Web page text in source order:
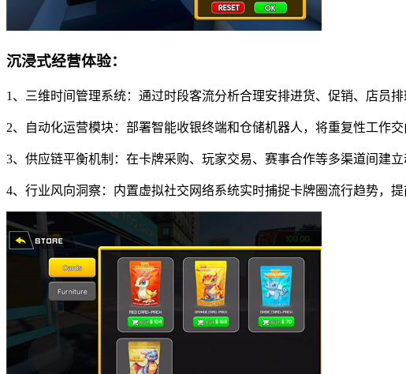
沉浸式经营体验：
1、三维时间管理系统：通过时段客流分析合理安排进货、促销、店员
2、自动化运营模块：部署智能收银终端和仓储机器人，将重复性工作
3、供应链平衡机制：在卡牌采购、玩家交易、赛事合作等多渠道间建
4、行业风向洞察：内置虚拟社交网络系统实时捕捉卡牌圈流行趋势，提